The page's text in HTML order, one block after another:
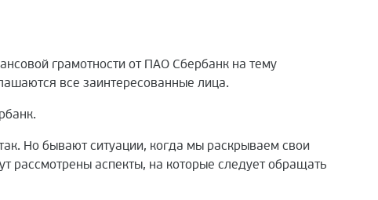
грамотности от ПАО Сбербанк на тему
все заинтересованные лица.
Но бывают ситуации, когда мы раскрываем свои
рассмотрены аспекты, на которые следует обращать